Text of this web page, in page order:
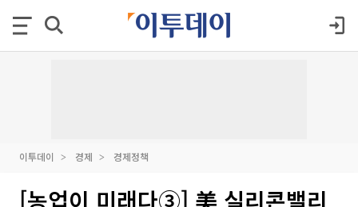
이투데이 경제 경제정책
[농업이 미래다③] 美 실리콘밸리